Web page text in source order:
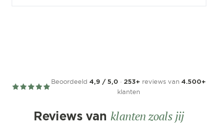
Beoordeeld 4,9 / 5,0 · 253+ reviews van 4.500+
klanten
Reviews van klanten zoals jij